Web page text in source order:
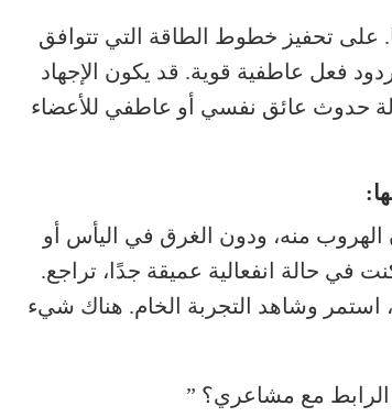
على تحفيز خطوط الطاقة التي تتوافق
فعل عاطفية قوية. قد يكون الإجهاد
حدوث عائق نفسي أو عاطفي للأعضاء
منه، ودون الغرق في اليأس أو
في حالة انفعالية عميقة جدًا، تراجع.
وشاهد التجربة الخام. هناك شيء
الرابط مع مشاعري؟ ”